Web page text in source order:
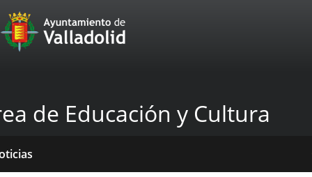
Portal
Web
Ayuntamiento
de
Valladolid
de Educación y Cultura